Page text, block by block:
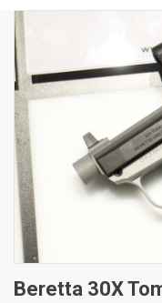
Beretta 30X